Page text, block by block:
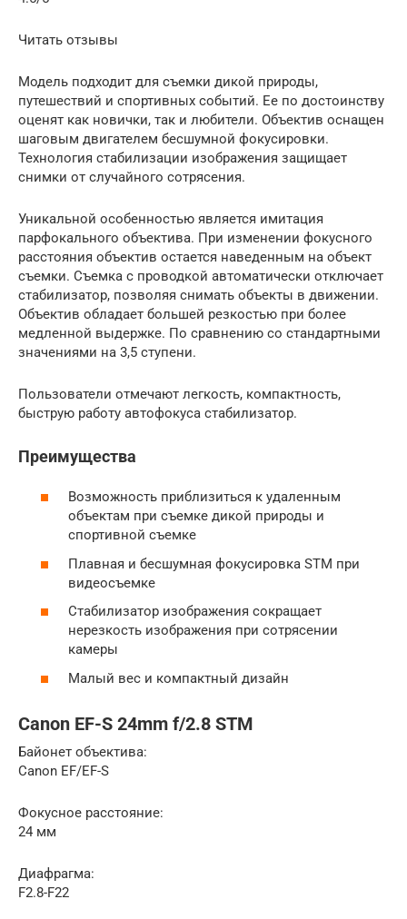
Читать отзывы
Модель подходит для съемки дикой природы,
путешествий и спортивных событий. Ее по достоинству
оценят как новички, так и любители. Объектив оснащен
шаговым двигателем бесшумной фокусировки.
Технология стабилизации изображения защищает
снимки от случайного сотрясения.
Уникальной особенностью является имитация
парфокального объектива. При изменении фокусного
расстояния объектив остается наведенным на объект
съемки. Съемка с проводкой автоматически отключает
стабилизатор, позволяя снимать объекты в движении.
Объектив обладает большей резкостью при более
медленной выдержке. По сравнению со стандартными
значениями на 3,5 ступени.
Пользователи отмечают легкость, компактность,
быструю работу автофокуса стабилизатор.
Преимущества
Возможность приблизиться к удаленным
объектам при съемке дикой природы и
спортивной съемке
Плавная и бесшумная фокусировка STM при
видеосъемке
Стабилизатор изображения сокращает
нерезкость изображения при сотрясении
камеры
Малый вес и компактный дизайн
Canon EF-S 24mm f/2.8 STM
Байонет объектива:
Canon EF/EF-S
Фокусное расстояние:
24 мм
Диафрагма:
F2.8-F22